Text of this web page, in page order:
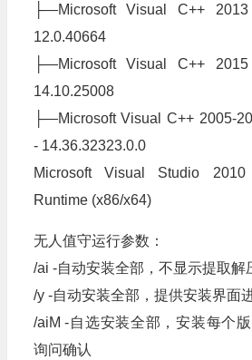
├—Microsoft Visual C++
12.0.40664
├—Microsoft Visual C++
14.10.25008
├—Microsoft Visual C++ 2005-
- 14.36.32323.0.0
Microsoft Visual Studio
Runtime (x86/x64)
无人值守运行参数：
/ai -自动安装全部，不显示提取解
/y -自动安装全部，提供安装界面
/aiM -自选安装全部，安装每个
询问确认